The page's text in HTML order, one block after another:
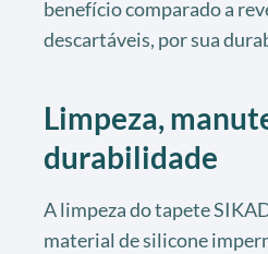
benefício comparado a
descartáveis, por sua
Limpeza,
durabilidade
A limpeza do tapete
material de silicone